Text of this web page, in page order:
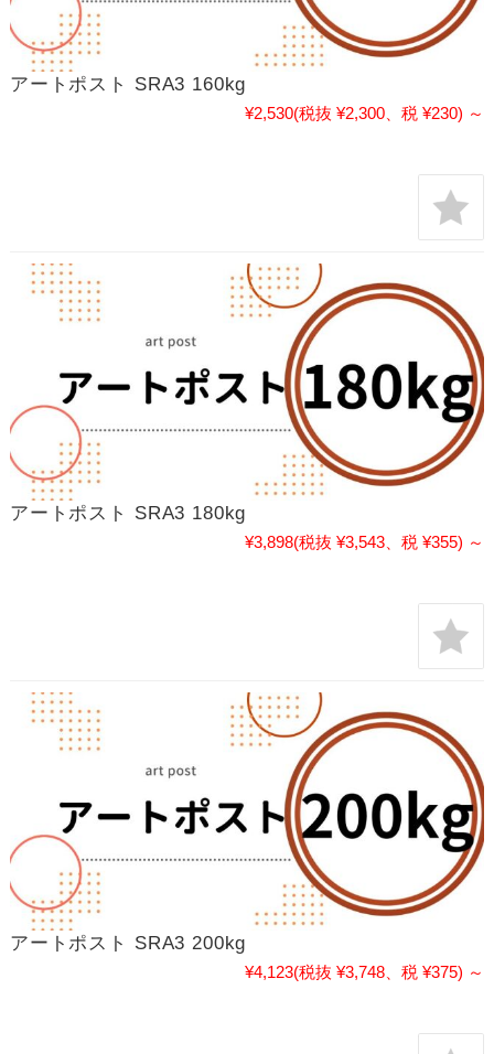
アートポスト SRA3 160kg
¥2,530(税抜 ¥2,300、税 ¥230) ～
アートポスト SRA3 180kg
¥3,898(税抜 ¥3,543、税 ¥355) ～
アートポスト SRA3 200kg
¥4,123(税抜 ¥3,748、税 ¥375) ～